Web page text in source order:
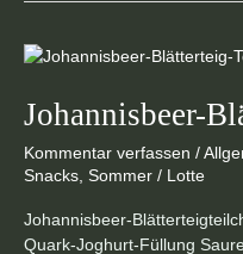
Johannisbeer-
Kommentar verfassen /
Snacks, Sommer / Lotte
Johannisbeer-
Quark-Joghurt-Füllung
Johannisbeer-
Rezept